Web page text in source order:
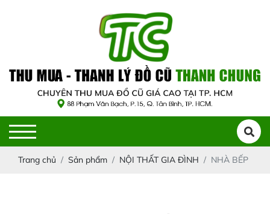
Trang chủ Sản phẩm NỘI THẤT GIA ĐÌNH NHÀ BẾP